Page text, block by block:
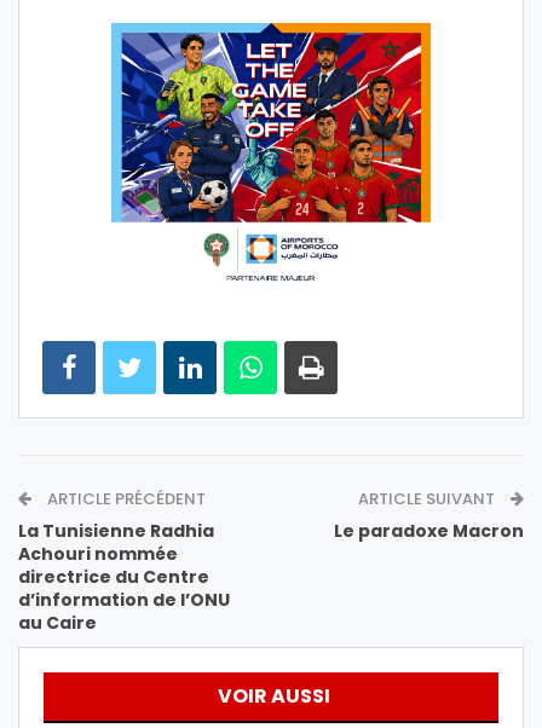
ARTICLE PRÉCÉDENT
La Tunisienne Radhia
Achouri nommée
directrice du Centre
d’information de l’ONU
au Caire
ARTICLE SUIVANT
Le paradoxe Macron
VOIR AUSSI